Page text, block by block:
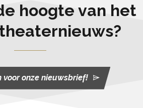
hoogte van het
voor onze nieuwsbrief!